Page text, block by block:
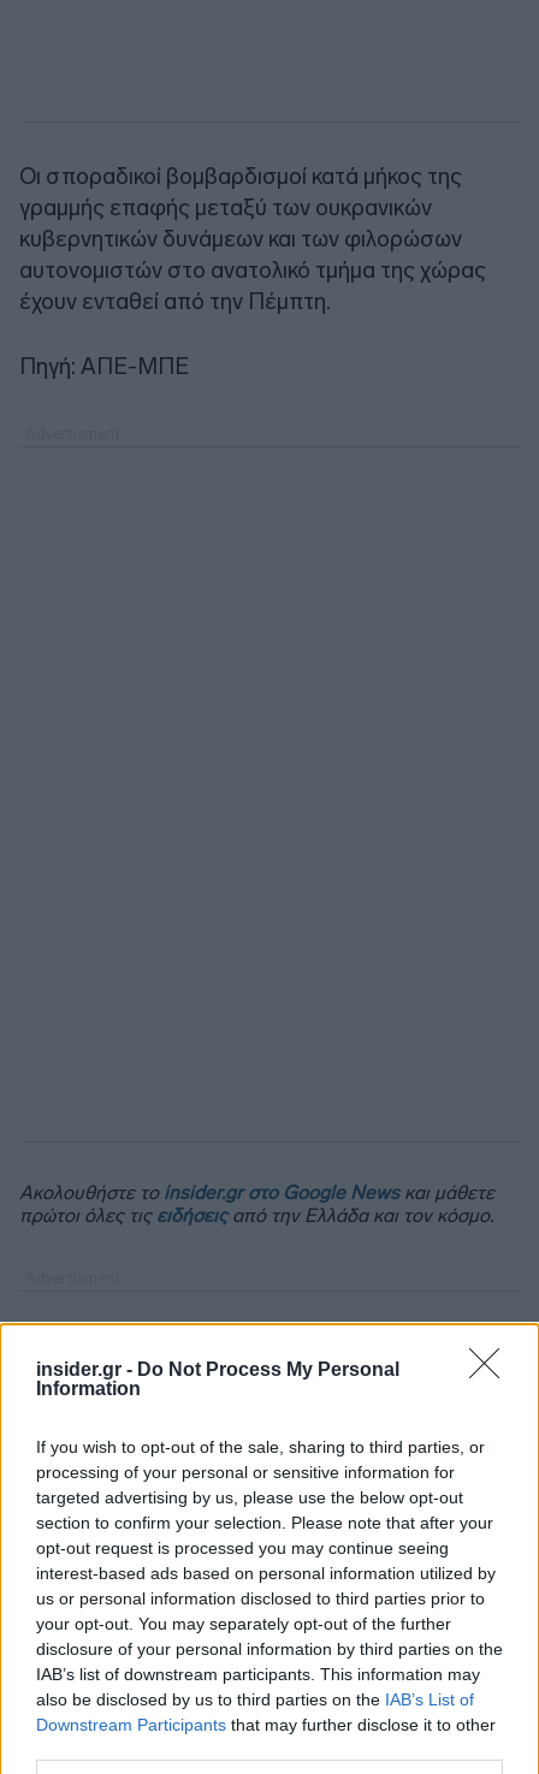
insider.gr - Do Not Process My Personal
Information
If you wish to opt-out of the sale, sharing to third parties, or
processing of your personal or sensitive information for
targeted advertising by us, please use the below opt-out
section to confirm your selection. Please note that after your
opt-out request is processed you may continue seeing
interest-based ads based on personal information utilized by
us or personal information disclosed to third parties prior to
your opt-out. You may separately opt-out of the further
disclosure of your personal information by third parties on the
IAB’s list of downstream participants. This information may
also be disclosed by us to third parties on the IAB’s List of
Downstream Participants that may further disclose it to other
Οι σποραδικοί βομβαρδισμοί κατά μήκος της
γραμμής επαφής μεταξύ των ουκρανικών
κυβερνητικών δυνάμεων και των φιλορώσων
αυτονομιστών στο ανατολικό τμήμα της χώρας
έχουν ενταθεί από την Πέμπτη.
Πηγή: ΑΠΕ-ΜΠΕ
Ακολουθήστε το insider.gr στο Google Newsκαι μάθετε
πρώτοι όλες τις ειδήσειςαπό την Ελλάδα και τον κόσμο.
Διαβάζονται αυτή τη στιγμή
Η γαλάζια «θετική ατζέντα» στο δρόμο για το
2027 - Το παράπονο της Καρυστιανού - Στον